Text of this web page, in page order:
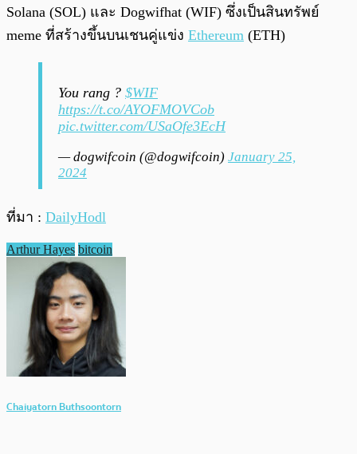
Solana (SOL) และ Dogwifhat (WIF) ซึ่งเป็นสินทรัพย์
meme ที่สร้างขึ้นบนเชนคู่แข่ง Ethereum (ETH)
You rang ? $WIF
https://t.co/AYOFMOVCob
pic.twitter.com/USaOfe3EcH
— dogwifcoin (@dogwifcoin) January 25,
2024
ที่มา : DailyHodl
Arthur Hayes bitcoin
Chaiyatorn Buthsoontorn